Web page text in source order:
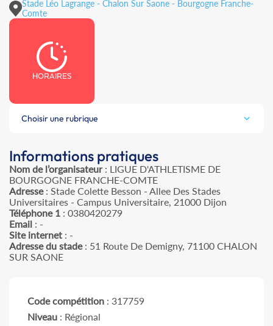
Stade Léo Lagrange - Chalon Sur Saone - Bourgogne Franche-
Comte
HORAIRES
Choisir une rubrique
Informations pratiques
Nom de l’organisateur: LIGUE D'ATHLETISME DE
BOURGOGNE FRANCHE-COMTE
Adresse: Stade Colette Besson - Allee Des Stades
Universitaires - Campus Universitaire, 21000 Dijon
Téléphone 1 : 0380420279
Email : -
Site internet : -
Adresse du stade: 51 Route De Demigny, 71100 CHALON
SUR SAONE
Code compétition : 317759
Niveau : Régional